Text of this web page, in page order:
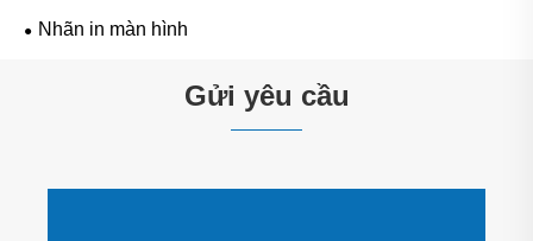
Nhãn in màn hình
Gửi yêu cầu